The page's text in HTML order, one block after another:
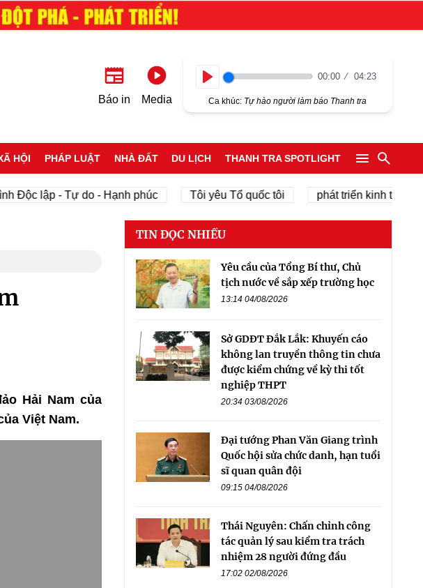
Báo in Media
00:00 04:23
Ca khúc: Tự hào người làm báo Thanh tra
HỘI PHÁP LUẬT NHÀ ĐẤT DU LỊCH THANH TRA SPOTLIGHT
lập - Tự do - Hạnh phúc Tôi yêu Tổ quốc tôi phát triển kinh tế tư nhân
Hải Nam của
Việt Nam.
TIN ĐỌC NHIỀU
Yêu cầu của Tổng Bí thư, Chủ
tịch nước về sắp xếp trường học
13:14 04/08/2026
Sở GDĐT Đắk Lắk: Khuyến cáo
không lan truyền thông tin chưa
được kiểm chứng về kỳ thi tốt
nghiệp THPT
20:34 03/08/2026
Đại tướng Phan Văn Giang trình
Quốc hội sửa chức danh, hạn tuổi
sĩ quan quân đội
09:15 04/08/2026
Thái Nguyên: Chấn chỉnh công
tác quản lý sau kiểm tra trách
nhiệm 28 người đứng đầu
17:02 02/08/2026